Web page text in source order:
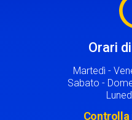
Orari
Martedì -
Sabato -
Controlla